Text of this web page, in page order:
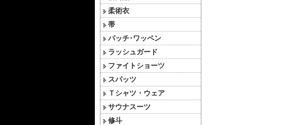
柔術衣
帯
パッチ･ワッペン
ラッシュガード
ファイトショーツ
スパッツ
Ｔシャツ・ウェア
サウナスーツ
修斗